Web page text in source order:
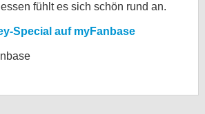
fühlt es sich schön rund an.
Special auf myFanbase